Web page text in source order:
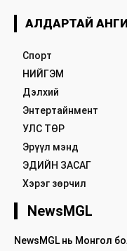
АЛДАРТАЙ
Спорт
НИЙГЭМ
Дэлхий
Энтертайнмент
УЛС ТӨР
Эрүүл мэнд
ЭДИЙН ЗАСАГ
Хэрэг зөрчил
NewsMGL
NewsMGL нь Монгол